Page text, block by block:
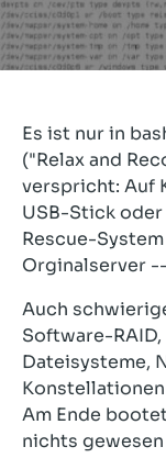
Es ist nur in
("Relax and
verspricht: Auf
USB-Stick
Rescue-
Orginalserver
Auch
Software-
Dateisysteme,
Am Ende
nichts gewesen